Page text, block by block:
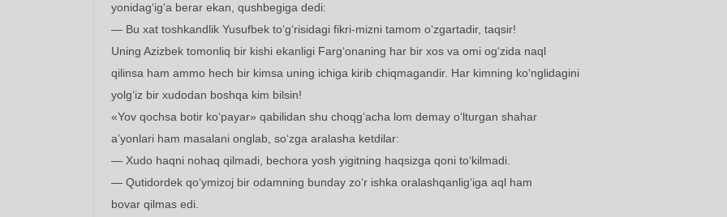
yonidag‘ig‘a berar ekan, qushbegiga dedi:
— Bu xat toshkandlik Yusufbek to‘g‘risidagi fikri-mizni tamom o‘zgartadir, taqsir!
Uning Azizbek tomonliq bir kishi ekanligi Farg‘onaning har bir xos va omi og‘zida naql
qilinsa ham ammo hech bir kimsa uning ichiga kirib chiqmagandir. Har kimning ko‘nglidagini
yolg‘iz bir xudodan boshqa kim bilsin!
«Yov qochsa botir ko‘payar» qabilidan shu choqg‘acha lom demay o‘lturgan shahar
a’yonlari ham masalani onglab, so‘zga aralasha ketdilar:
— Xudo haqni nohaq qilmadi, bechora yosh yigitning haqsizga qoni to‘kilmadi.
— Qutidordek qo‘ymizoj bir odamning bunday zo‘r ishka oralashqanlig‘iga aql ham
bovar qilmas edi.